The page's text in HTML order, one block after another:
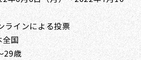
インによる投票
国
29歳